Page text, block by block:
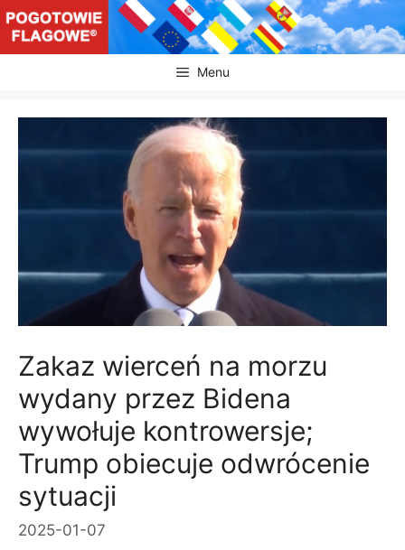
Przejdź
do
treści
Menu
Zakaz wierceń na morzu
wydany przez Bidena
wywołuje kontrowersje;
Trump obiecuje odwrócenie
sytuacji
2025-01-07